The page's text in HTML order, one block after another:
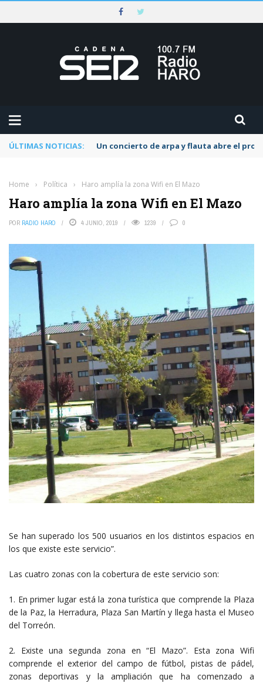
ÚLTIMAS NOTICIAS: Un concierto de arpa y flauta abre el
Home › Política › Haro amplía la zona Wifi en El Mazo
Haro amplía la zona Wifi en El Mazo
POR RADIO HARO 4 JUNIO, 2019 1239 0
Se han superado los 500 usuarios en los distintos espacios en
los que existe este servicio”.
Las cuatro zonas con la cobertura de este servicio son:
1. En primer lugar está la zona turística que comprende la Plaza
de la Paz, la Herradura, Plaza San Martín y llega hasta el Museo
del Torreón.
2. Existe una segunda zona en “El Mazo”. Esta zona Wifi
comprende el exterior del campo de fútbol, pistas de pádel,
zonas deportivas y la ampliación que ha comenzado a